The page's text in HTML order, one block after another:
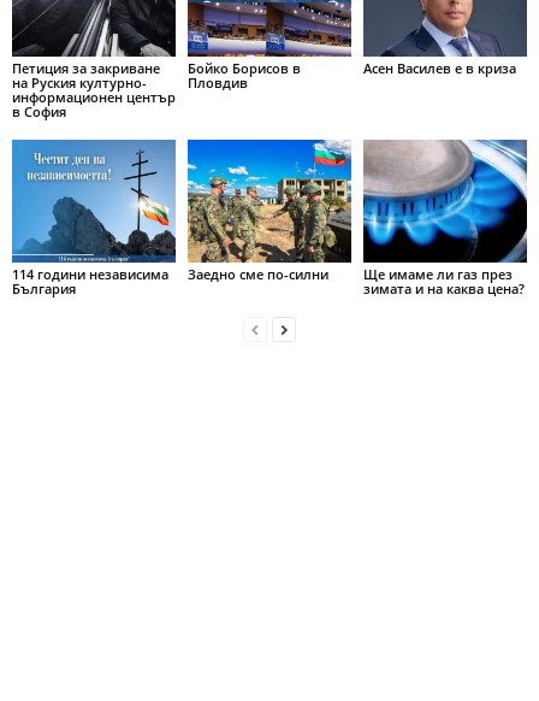
Петиция за закриване
на Руския културно-
информационен център
в София
Бойко Борисов в
Пловдив
Асен Василев е в криза
114 години независима
България
Заедно сме по-силни
Ще имаме ли газ през
зимата и на каква цена?